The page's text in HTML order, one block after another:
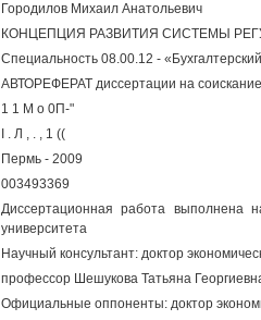
Городилов Михаил Анатольевич
КОНЦЕПЦИЯ РАЗВИТИЯ СИСТЕМЫ
Специальность 08.00.12 -
АВТОРЕФЕРАТ диссертации на
1 1 М о 0П-"
I . Л , . , 1 ((
Пермь - 2009
003493369
Диссертационная работа выполнена
университета
Научный консультант: доктор
профессор Шешукова Татьяна
Официальные оппоненты: доктор